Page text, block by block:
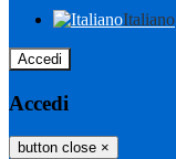
Italiano
Accedi
Accedi
button close ×